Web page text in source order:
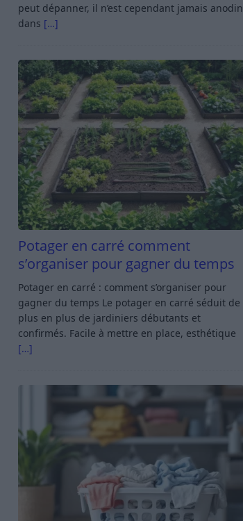
peut dépanner, il n’est cependant jamais anodin
dans […]
Potager en carré comment
s’organiser pour gagner du temps
Potager en carré : comment s’organiser pour
gagner du temps Le potager en carré séduit de
plus en plus de jardiniers débutants et
confirmés. Facile à mettre en place, esthétique
[…]